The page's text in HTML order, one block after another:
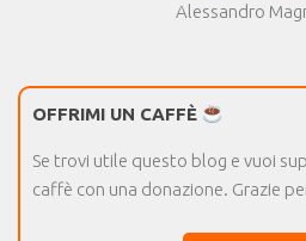
Alessandro
OFFRIMI UN CAFFÈ
Se trovi utile questo blog e vuoi
caffè con una donazione. Grazie